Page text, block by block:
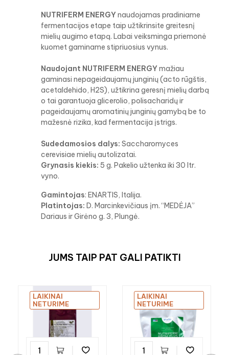
NUTRIFERM ENERGYnaudojamas pradiniame
fermentacijos etape taip užtikrinsite greitesnį
mielių augimo etapą. Labai veiksminga priemonė
kuomet gaminame stipriuosius vynus.
Naudojant NUTRIFERM ENERGYmažiau
gaminasi nepageidaujamų junginių (acto rūgštis,
acetaldehido, H2S), užtikrina geresnį mielių darbą
o tai garantuoja glicerolio, polisacharidų ir
pageidaujamų aromatinių junginių gamybą be to
mažesnė rizika, kad fermentacija įstrigs.
Sudedamosios dalys: Saccharomyces
cerevisiae mielių autolizatai.
Grynasis kiekis: 5 g. Pakelio užtenka iki 30 ltr.
vyno.
Gamintojas: ENARTIS, Italija.
Platintojas: D. Marcinkevičiaus įm. “MEDĖJA”
Dariaus ir Girėno g. 3, Plungė.
JUMS TAIP PAT GALI PATIKTI
LAIKINAI
NETURIME
LAIKINAI
NETURIME